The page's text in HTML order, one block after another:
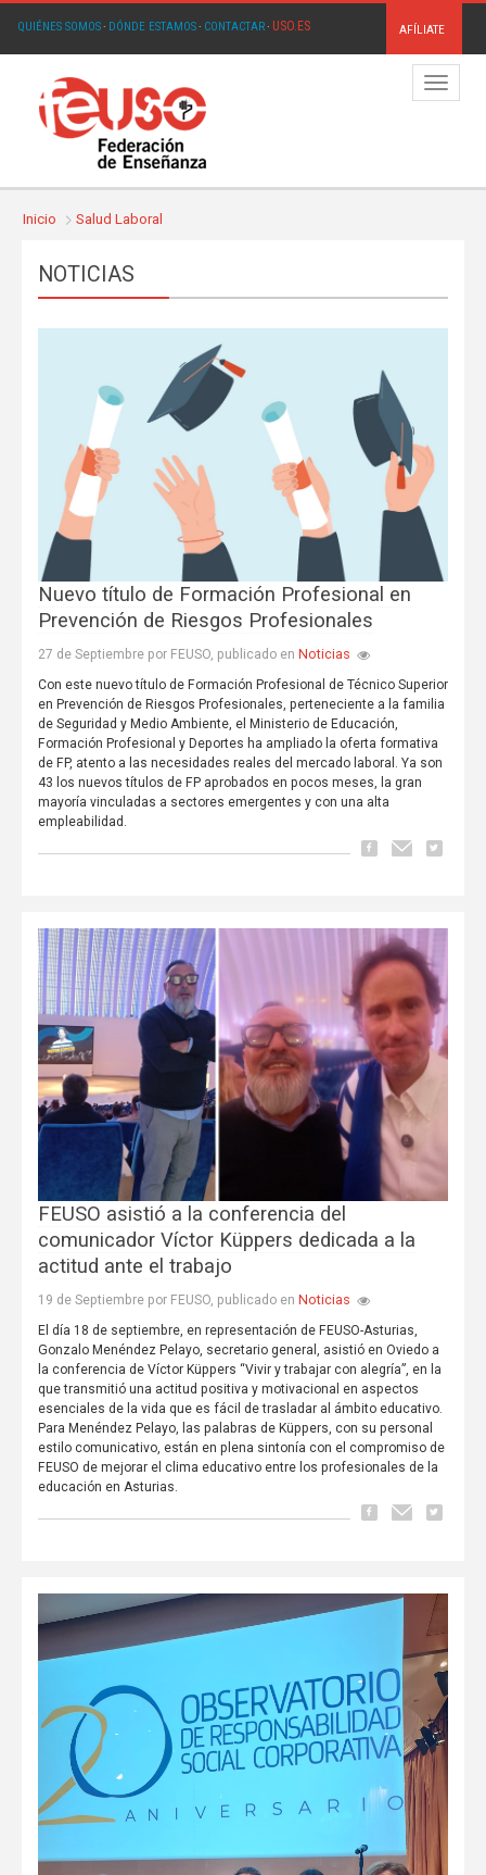
QUIÉNES SOMOS· DÓNDE ESTAMOS· CONTACTAR· USO.ES AFÍLIATE
Menú
Inicio Salud Laboral
NOTICIAS
Nuevo título de Formación Profesional en
Prevención de Riesgos Profesionales
27 de Septiembre por FEUSO, publicado en Noticias
Con este nuevo título de Formación Profesional de Técnico Superior
en Prevención de Riesgos Profesionales, perteneciente a la familia
de Seguridad y Medio Ambiente, el Ministerio de Educación,
Formación Profesional y Deportes ha ampliado la oferta formativa
de FP, atento a las necesidades reales del mercado laboral. Ya son
43 los nuevos títulos de FP aprobados en pocos meses, la gran
mayoría vinculadas a sectores emergentes y con una alta
empleabilidad.
FEUSO asistió a la conferencia del
comunicador Víctor Küppers dedicada a la
actitud ante el trabajo
19 de Septiembre por FEUSO, publicado en Noticias
El día 18 de septiembre, en representación de FEUSO-Asturias,
Gonzalo Menéndez Pelayo, secretario general, asistió en Oviedo a
la conferencia de Víctor Küppers “Vivir y trabajar con alegría”, en la
que transmitió una actitud positiva y motivacional en aspectos
esenciales de la vida que es fácil de trasladar al ámbito educativo.
Para Menéndez Pelayo, las palabras de Küppers, con su personal
estilo comunicativo, están en plena sintonía con el compromiso de
FEUSO de mejorar el clima educativo entre los profesionales de la
educación en Asturias.